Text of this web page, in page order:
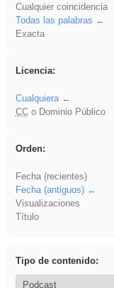
Cualquier coincidencia
Todas las palabras
Exacta
Licencia:
Cualquiera
CCo Dominio Público
Orden:
Fecha (recientes)
Fecha (antiguos)
Visualizaciones
Título
Tipo de contenido: